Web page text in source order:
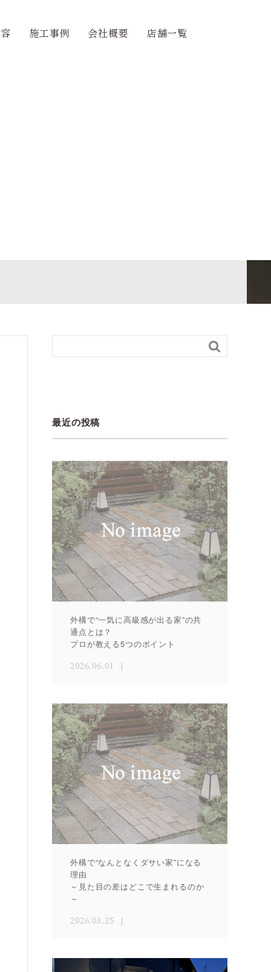
施工事例 会社概要 店舗一覧

最近の投稿
外構で“一気に高級感が出る家”の共
通点とは？
プロが教える5つのポイント
2026.06.01
外構で“なんとなくダサい家”になる
理由
～見た目の差はどこで生まれるのか
～
2026.03.25